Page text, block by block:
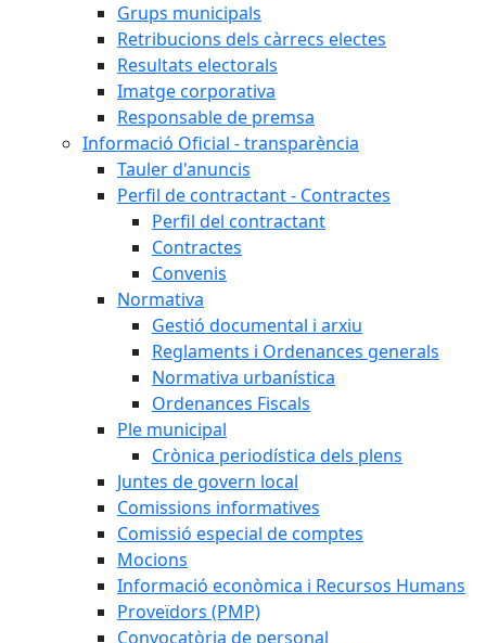
Grups municipals
Retribucions dels càrrecs electes
Resultats electorals
Imatge corporativa
Responsable de premsa
Informació Oficial - transparència
Tauler d'anuncis
Perfil de contractant - Contractes
Perfil del contractant
Contractes
Convenis
Normativa
Gestió documental i arxiu
Reglaments i Ordenances generals
Normativa urbanística
Ordenances Fiscals
Ple municipal
Crònica periodística dels plens
Juntes de govern local
Comissions informatives
Comissió especial de comptes
Mocions
Informació econòmica i Recursos Humans
Proveïdors (PMP)
Convocatòria de personal